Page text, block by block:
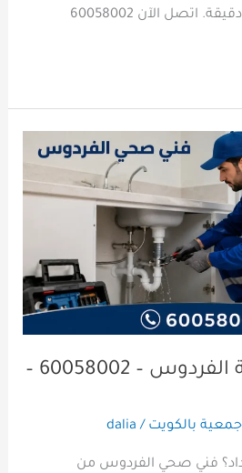
فني صحي جمعية الفردوس – 60058002 –
بالكويت /
dalia
فني صحي الفردوس من